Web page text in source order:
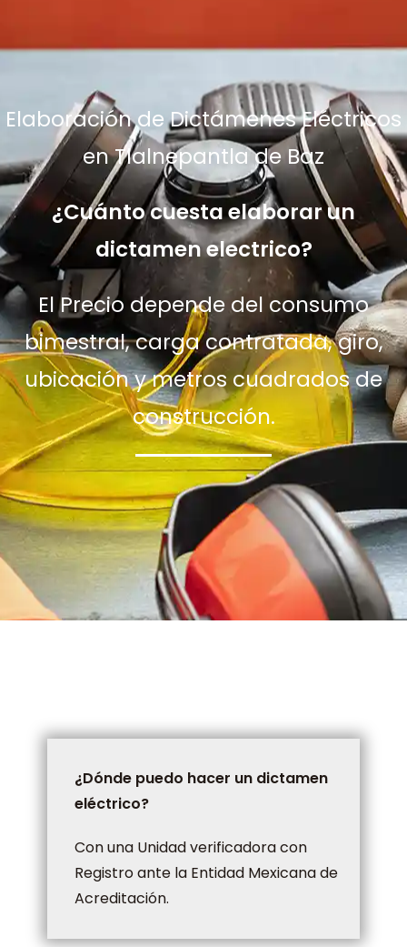
Elaboración de Dictámenes Eléctricos
en Tlalnepantla de Baz
¿Cuánto cuesta elaborar un
dictamen electrico?
El Precio depende del consumo
bimestral, carga contratada, giro,
ubicación y metros cuadrados de
construcción.
¿Dónde puedo hacer un dictamen
eléctrico?
Con una Unidad verificadora con
Registro ante la Entidad Mexicana de
Acreditación.